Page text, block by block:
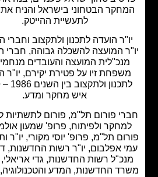
הבטחוני בישראל והניח את המסד
לתעשיית ההייטק.
הועדה לתכנון ולתקצוב וחברי הוועדה,
המועצה להשכלה גבוהה, חברי המועצה,
המועצה והעובדים מנחמים את
זיו על פטירת יקירם, יו"ר הוועדה
לתכנון ולתקצוב בין השנים 1986 – 1990,
איש מחקר ומדע.
פורום תל"מ, פורום לתשתיות לאומיות,
ולפיתוח, פרופ' שמעון אולמן, יו"ר
תל"מ, פרופ' יוסי מקורי, יו"ר ות"ת, ד"ר
אפלבום, יו"ר רשות החדשנות, דרור בין,
רשות החדשנות, גדי אריאלי, מנכ"ל
החדשנות, המדע והטכנולוגיה, ד"ר דני